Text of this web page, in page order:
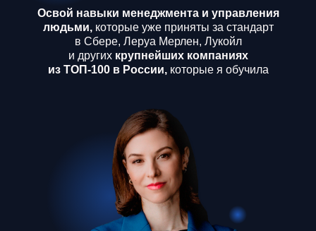
Освой навыки менеджмента и управления
людьми, которые уже приняты за стандарт
в Сбере, Леруа Мерлен, Лукойл
и других крупнейших компаниях
из ТОП-100 в России, которые я обучила